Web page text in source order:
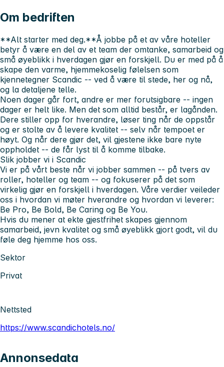
Om bedriften
**Alt starter med deg.**Å jobbe på et av våre hoteller
betyr å være en del av et team der omtanke, samarbeid og
små øyeblikk i hverdagen gjør en forskjell. Du er med på å
skape den varme, hjemmekoselig følelsen som
kjennetegner Scandic -- ved å være til stede, her og nå,
og la detaljene telle.
Noen dager går fort, andre er mer forutsigbare -- ingen
dager er helt like. Men det som alltid består, er lagånden.
Dere stiller opp for hverandre, løser ting når de oppstår
og er stolte av å levere kvalitet -- selv når tempoet er
høyt. Og når dere gjør det, vil gjestene ikke bare nyte
oppholdet -- de får lyst til å komme tilbake.
Slik jobber vi i Scandic
Vi er på vårt beste når vi jobber sammen -- på tvers av
roller, hoteller og team -- og fokuserer på det som
virkelig gjør en forskjell i hverdagen. Våre verdier veileder
oss i hvordan vi møter hverandre og hvordan vi leverer:
Be Pro, Be Bold, Be Caring og Be You.
Hvis du mener at ekte gjestfrihet skapes gjennom
samarbeid, jevn kvalitet og små øyeblikk gjort godt, vil du
føle deg hjemme hos oss.
Sektor
Privat
Nettsted
https://www.scandichotels.no/
Annonsedata